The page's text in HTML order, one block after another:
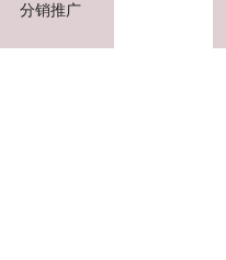
分销推广